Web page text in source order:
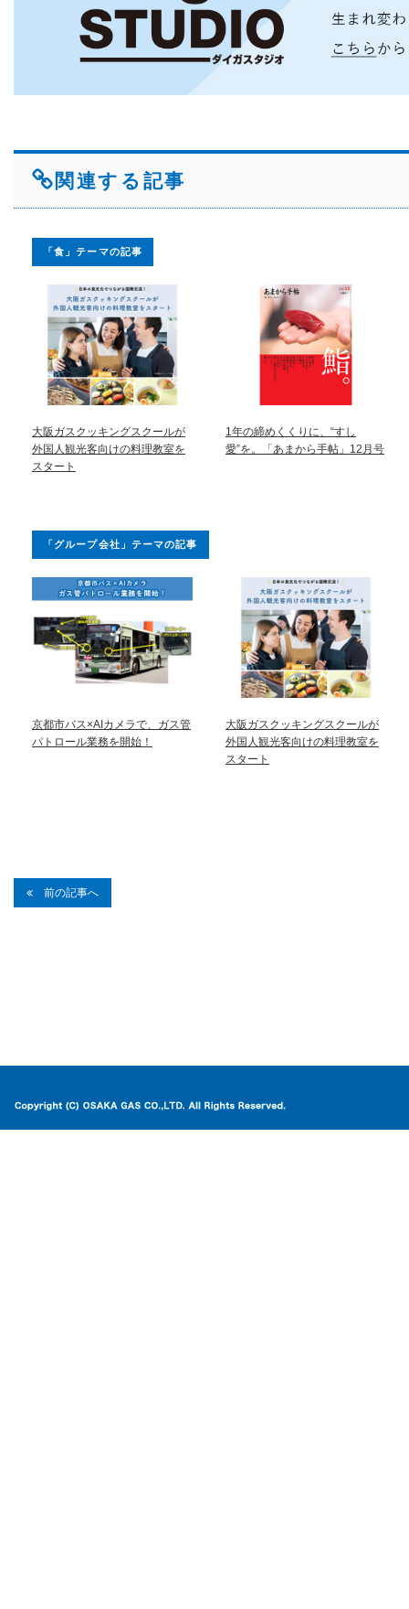
関連する記事
「食」テーマの記事
大阪ガスクッキングスクールが
外国人観光客向けの料理教室を
スタート
1年の締めくくりに、“すし
愛”を。「あまから手帖」12月号
「グループ会社」テーマの記事
京都市バス×AIカメラで、ガス管
パトロール業務を開始！
大阪ガスクッキングスクールが
外国人観光客向けの料理教室を
スタート
前の記事へ